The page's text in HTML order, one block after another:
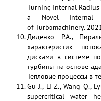
Turning Internal
a Novel Internal
of Turbomachinery.
Диденко Р.А.,
характеристик
дисками в системе
турбины на основе
Тепловые процессы в
Gu J., Li Z., Wang Q.,
supercritical water